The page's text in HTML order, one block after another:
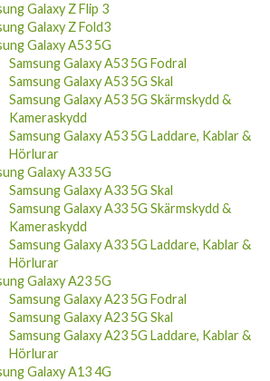
Galaxy Z Flip 3
Galaxy Z Fold3
Galaxy A53 5G
Samsung Galaxy A53 5G Fodral
Samsung Galaxy A53 5G Skal
Samsung Galaxy A53 5G Skärmskydd &
Kameraskydd
Samsung Galaxy A53 5G Laddare, Kablar &
Hörlurar
Galaxy A33 5G
Samsung Galaxy A33 5G Skal
Samsung Galaxy A33 5G Skärmskydd &
Kameraskydd
Samsung Galaxy A33 5G Laddare, Kablar &
Hörlurar
Galaxy A23 5G
Samsung Galaxy A23 5G Fodral
Samsung Galaxy A23 5G Skal
Samsung Galaxy A23 5G Laddare, Kablar &
Hörlurar
Galaxy A13 4G